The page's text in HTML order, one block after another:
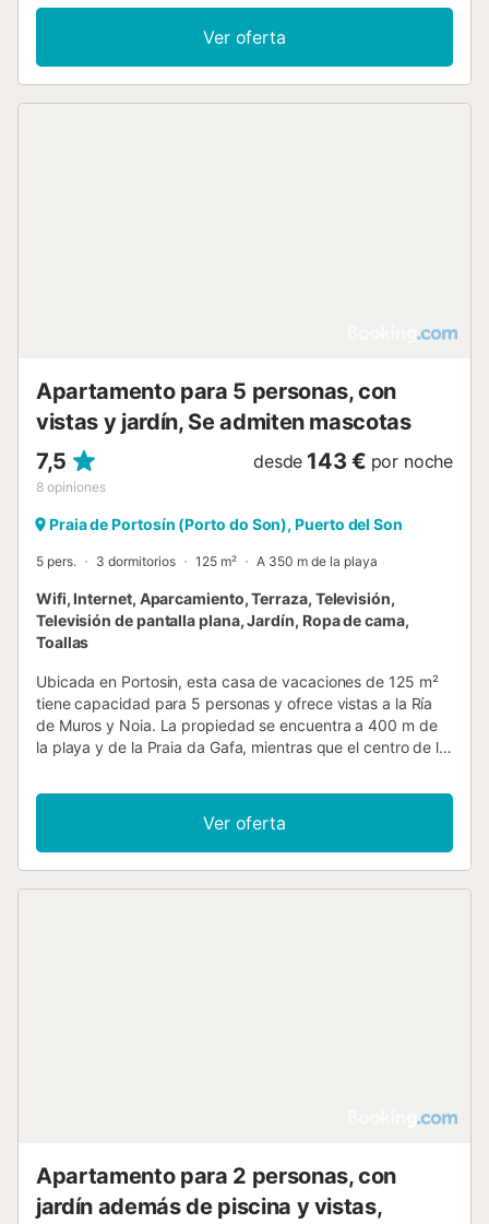
Ver oferta
Apartamento para 5 personas, con
vistas y jardín, Se admiten mascotas
7,5
8 opiniones
desde 143 € por noche
Praia de Portosín (Porto do Son), Puerto del Son
5 pers. 3 dormitorios 125 m² A 350 m de la playa
Wifi, Internet, Aparcamiento, Terraza, Televisión,
Televisión de pantalla plana, Jardín, Ropa de cama,
Toallas
Ubicada en Portosin, esta casa de vacaciones de 125 m²
tiene capacidad para 5 personas y ofrece vistas a la Ría
de Muros y Noia. La propiedad se encuentra a 400 m de
la playa y de la Praia da Gafa, mientras que el centro de la
que incluyen una cama de matrimonio, camas individuales
y un sofá cama, además de un baño y una zona de estar.
La cocina está equipada con horno, fogones, microondas,
frigorífico y cafetera, mientras que la vivienda dispone de
senderismo, ciclismo, buceo, snorkel y pesca, permitiendo
Ver oferta
Apartamento para 2 personas, con
jardín además de piscina y vistas,